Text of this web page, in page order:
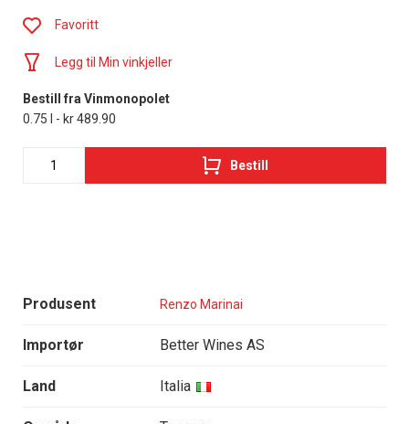
Produsent Renzo Marinai
Importør Better Wines AS
Land Italia
Favoritt
Legg til Min vinkjeller
Bestill fra Vinmonopolet
0.75 l - kr 489.90
Bestill